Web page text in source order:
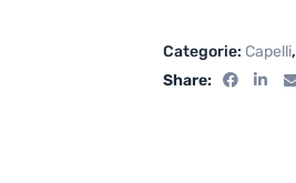
Categorie: Capelli,
Share: